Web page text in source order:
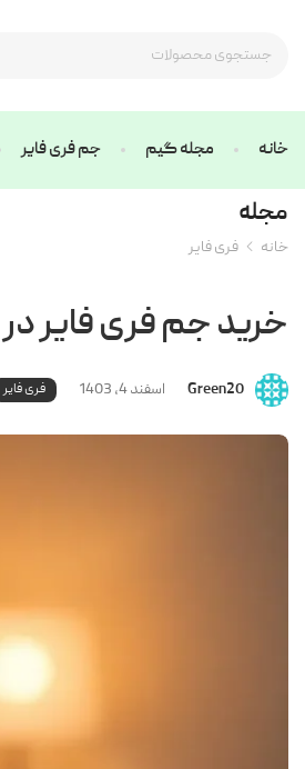
خانه مجله گیم جم فری فایر
مجله
خانه فری فایر
خرید جم فری فایر در 3 دقیقه
Green20 اسفند 4, 1403 فری فایر